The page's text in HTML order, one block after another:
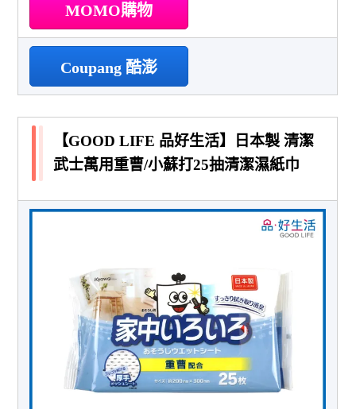
MOMO購物
Coupang 酷澎
【GOOD LIFE 品好生活】日本製 清潔
武士萬用重曹/小蘇打25抽清潔濕紙巾